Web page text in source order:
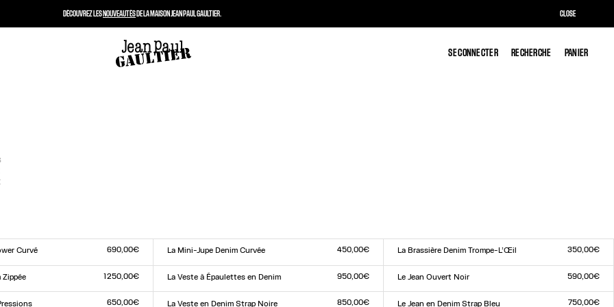
SE CONNECTER RECHERCHE PANIER
SE CONNECTER RECHERCHE PANIER
Curvé
31 3233
690,00€
La Mini-Jupe Denim Curvée
23 24 25 26 27 29 30 3233
450,00€
La Brassière Denim Trompe-L’Œil
XS
S
350,00€
Zippée
1 250,00€
La Veste à Épaulettes en Denim
XXSXS XL XXL
950,00€
Le Jean Ouvert Noir
23
24 27 28 2930 32
590,00€
650,00€
La Veste en Denim Strap Noire
850,00€
Le Jean en Denim Strap Bleu
750,00€
DÉCOUVREZ LESNOUVEAUTÉSDE LA MAISON JEAN PAUL GAULTIER. CLOSE